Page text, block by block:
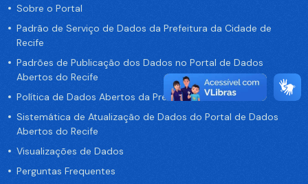
Sobre o Portal
Padrão de Serviço de Dados da Prefeitura da Cidade de
Recife
Padrões de Publicação dos Dados no Portal de Dados
Abertos do Recife
Política de Dados Abertos da Prefeitura do Recife
Sistemática de Atualização de Dados do Portal de Dados
Abertos do Recife
Visualizações de Dados
Perguntas Frequentes